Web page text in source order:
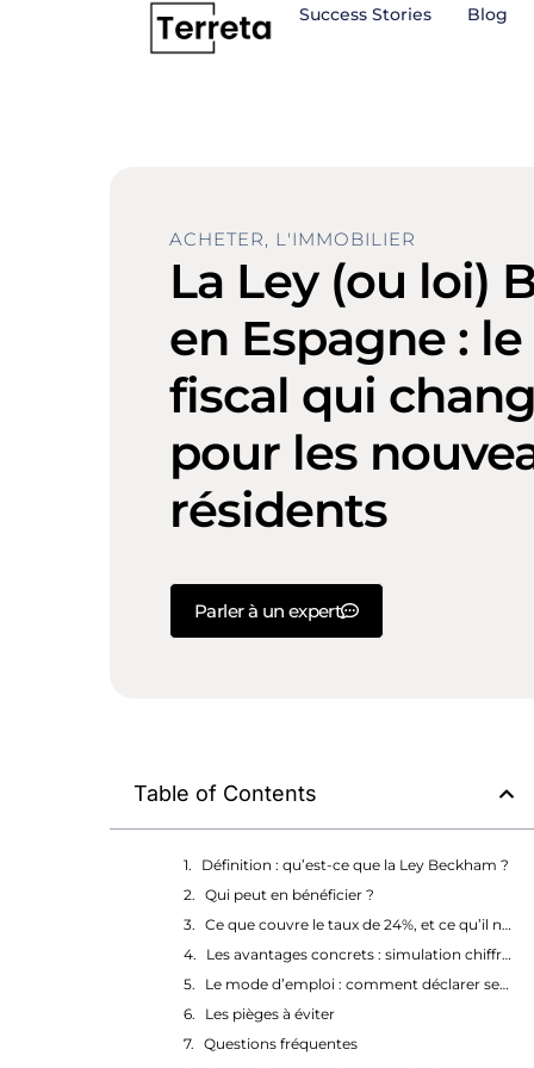
Success Stories Blog
ACHETER, L'IMMOBILIER
La Ley (ou loi)
en Espagne :
fiscal qui
pour les
résidents
Parler à un expert
Table of Contents
Définition : qu’est-ce que la Ley Beckham ?
Qui peut en bénéficier ?
Ce que couvre le taux de 24%, et ce qu’il ne couvre pas
Les avantages concrets : simulation chiffrée
Le mode d’emploi : comment déclarer ses revenus sous la Ley Beckham
Les pièges à éviter
Questions fréquentes